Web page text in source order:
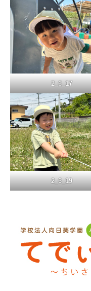
2_6_17
2_6_19